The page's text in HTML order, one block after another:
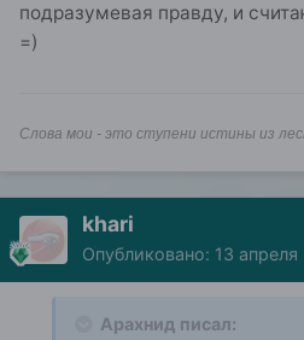
подразумевая правду, и
=)
Слова мои - это ступени истины из
khari
Опубликовано: 13 апреля
Арахнид писал: